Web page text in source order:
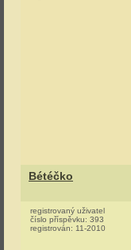
Bétéčko
registrovaný uživatel
číslo příspěvku: 393
registrován: 11-2010